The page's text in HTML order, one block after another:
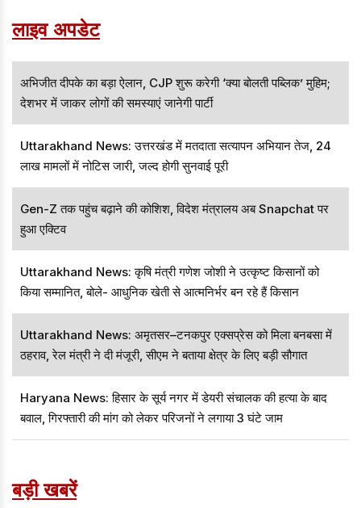
लाइव अपडेट
अभिजीत दीपके का बड़ा ऐलान, CJP शुरू करेगी ‘क्या बोलती पब्लिक’ मुहिम;
देशभर में जाकर लोगों की समस्याएं जानेगी पार्टी
Uttarakhand News: उत्तरखंड में मतदाता सत्यापन अभियान तेज, 24
लाख मामलों में नोटिस जारी, जल्द होगी सुनवाई पूरी
Gen-Z तक पहुंच बढ़ाने की कोशिश, विदेश मंत्रालय अब Snapchat पर
हुआ एक्टिव
Uttarakhand News: कृषि मंत्री गणेश जोशी ने उत्कृष्ट किसानों को
किया सम्मानित, बोले- आधुनिक खेती से आत्मनिर्भर बन रहे हैं किसान
Uttarakhand News: अमृतसर–टनकपुर एक्सप्रेस को मिला बनबसा में
ठहराव, रेल मंत्री ने दी मंजूरी, सीएम ने बताया क्षेत्र के लिए बड़ी सौगात
Haryana News: हिसार के सूर्य नगर में डेयरी संचालक की हत्या के बाद
बवाल, गिरफ्तारी की मांग को लेकर परिजनों ने लगाया 3 घंटे जाम
बड़ी खबरें